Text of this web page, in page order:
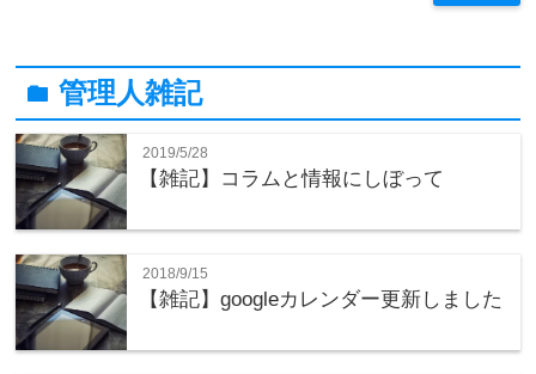
folder管理人雑記
2019/5/28
【雑記】コラムと情報にしぼって
2018/9/15
【雑記】googleカレンダー更新しました